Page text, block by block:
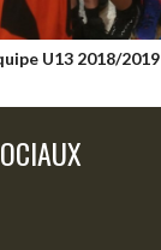
U13 2018/2019